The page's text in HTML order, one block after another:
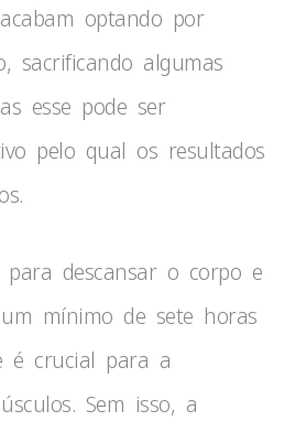
optando por
sacrificando algumas
esse pode ser
pelo qual os resultados
para descansar o corpo e
mínimo de sete horas
é crucial para a
Sem isso, a